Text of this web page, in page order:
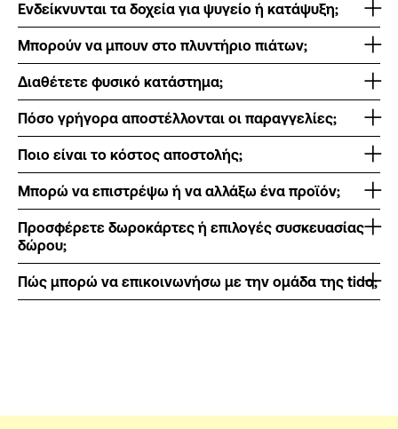
Ενδείκνυνται τα δοχεία για ψυγείο ή κατάψυξη;
Μπορούν να μπουν στο πλυντήριο πιάτων;
Διαθέτετε φυσικό κατάστημα;
Πόσο γρήγορα αποστέλλονται οι παραγγελίες;
Ποιο είναι το κόστος αποστολής;
Μπορώ να επιστρέψω ή να αλλάξω ένα προϊόν;
Προσφέρετε δωροκάρτες ή επιλογές συσκευασίας
δώρου;
Πώς μπορώ να επικοινωνήσω με την ομάδα της tido;